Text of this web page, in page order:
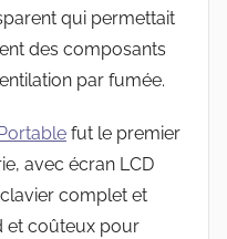
qui permettait
des composants
par fumée.
fut le premier
avec écran LCD
complet et
et coûteux pour